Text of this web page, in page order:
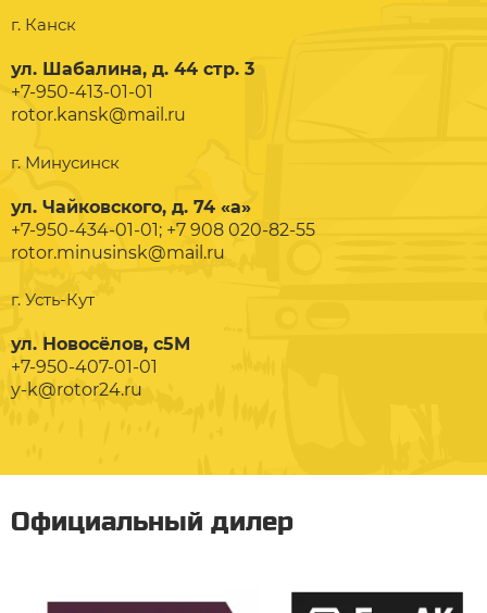
г. Канск
ул. Шабалина, д. 44 стр. 3
+7-950-413-01-01
rotor.kansk@mail.ru
г. Минусинск
ул. Чайковского, д. 74 «а»
+7-950-434-01-01; +7 908 020-82-55
rotor.minusinsk@mail.ru
г. Усть-Кут
ул. Новосёлов, с5М
+7-950-407-01-01
y-k@rotor24.ru
Официальный дилер